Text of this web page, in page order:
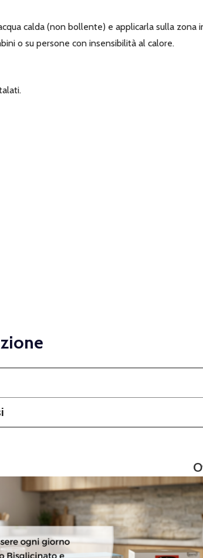
calda (non bollente) e applicarla sulla
o su persone con insensibilità al calore.